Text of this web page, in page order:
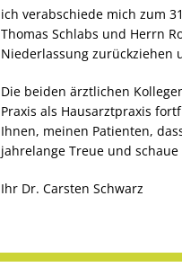
ich verabschiede mich zum
Thomas Schlabs und Herrn
Niederlassung zurückziehen
Die beiden ärztlichen
Praxis als Hausarztpraxis
Ihnen, meinen Patienten,
jahrelange Treue und
Ihr Dr. Carsten Schwarz